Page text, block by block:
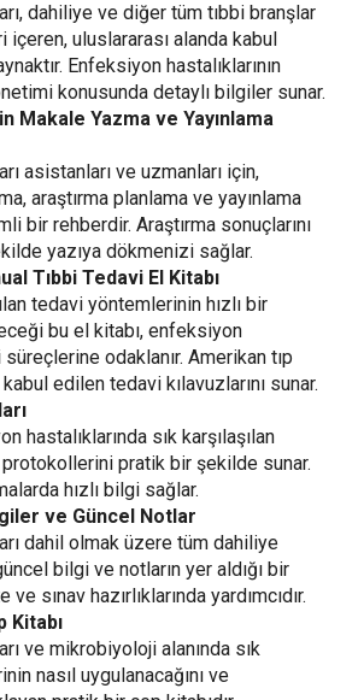
dahiliye ve diğer tüm tıbbi branşlar
uluslararası alanda kabul
Enfeksiyon hastalıklarının
konusunda detaylı bilgiler sunar.
Makale Yazma ve Yayınlama
asistanları ve uzmanları için,
araştırma planlama ve yayınlama
bir rehberdir. Araştırma sonuçlarını
yazıya dökmenizi sağlar.
Tıbbi Tedavi El Kitabı
tedavi yöntemlerinin hızlı bir
bu el kitabı, enfeksiyon
süreçlerine odaklanır. Amerikan tıp
edilen tedavi kılavuzlarını sunar.
hastalıklarında sık karşılaşılan
pratik bir şekilde sunar.
hızlı bilgi sağlar.
ve Güncel Notlar
dahil olmak üzere tüm dahiliye
bilgi ve notların yer aldığı bir
sınav hazırlıklarında yardımcıdır.
Kitabı
ve mikrobiyoloji alanında sık
nasıl uygulanacağını ve